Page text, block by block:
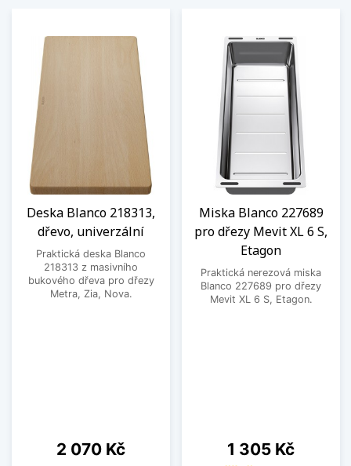
Deska Blanco 218313,
dřevo, univerzální
Praktická deska Blanco
218313 z masivního
bukového dřeva pro dřezy
Metra, Zia, Nova.
Cena
2 070 Kč
Miska Blanco 227689
pro dřezy Mevit XL 6 S,
Etagon
Praktická nerezová miska
Blanco 227689 pro dřezy
Mevit XL 6 S, Etagon.
Cena
1 305 Kč